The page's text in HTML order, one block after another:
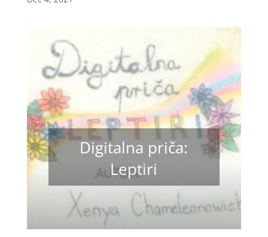
Digitalna priča:
Leptiri